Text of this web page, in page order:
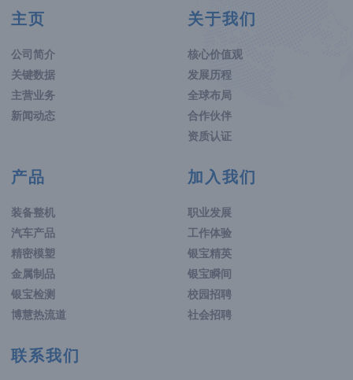
主页
公司简介
关键数据
主营业务
新闻动态
关于我们
核心价值观
发展历程
全球布局
合作伙伴
资质认证
产品
装备整机
汽车产品
精密模塑
金属制品
银宝检测
博慧热流道
加入我们
职业发展
工作体验
银宝精英
银宝瞬间
校园招聘
社会招聘
联系我们